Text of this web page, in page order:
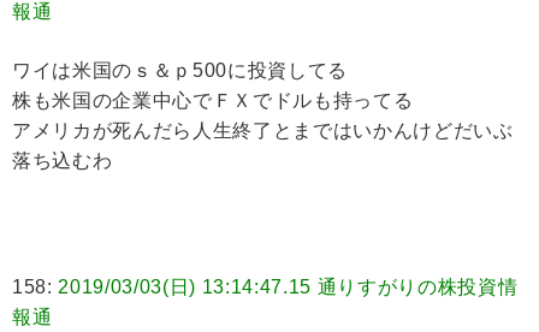
報通
ワイは米国のｓ＆ｐ500に投資してる
株も米国の企業中心でＦＸでドルも持ってる
アメリカが死んだら人生終了とまではいかんけどだいぶ
落ち込むわ
158: 2019/03/03(日) 13:14:47.15 通りすがりの株投資情
報通